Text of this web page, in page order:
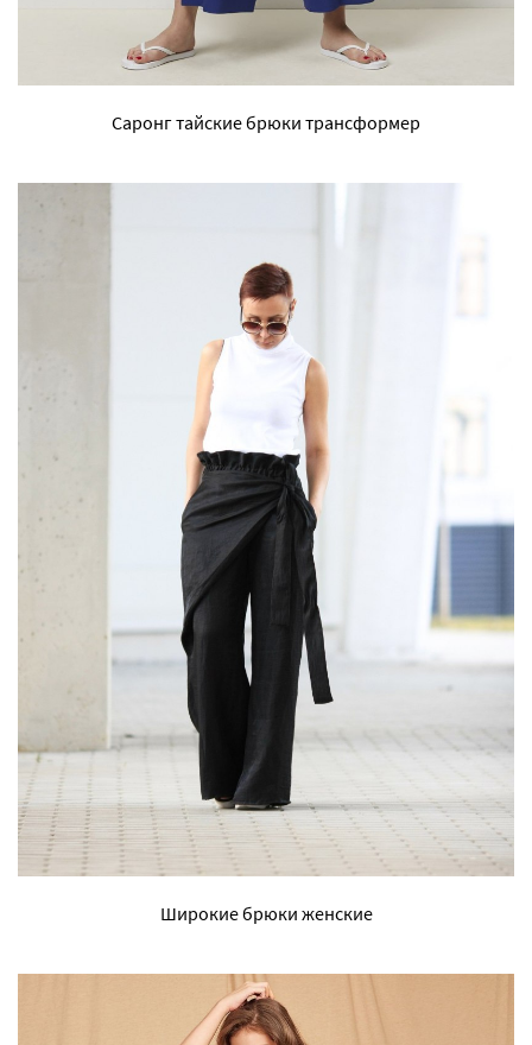
Саронг тайские брюки трансформер
Широкие брюки женские